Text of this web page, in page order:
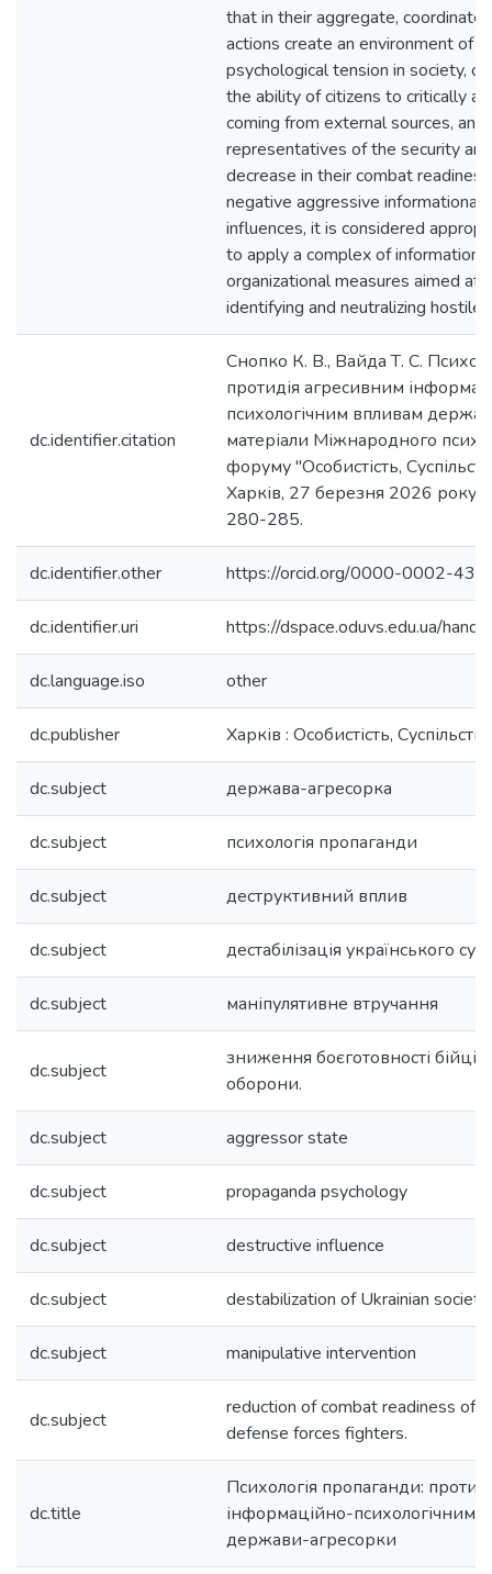
that in their aggregate,
actions create an environment of
psychological tension in society,
the ability of citizens to critically
coming from external sources, and
representatives of the security
decrease in their combat
negative aggressive informational
influences, it is considered
to apply a complex of
organizational measures aimed at
identifying and neutralizing hostile
dc.identifier.citation
Снопко К. В., Вайда Т. С.
протидія агресивним
психологічним впливам
матеріали Міжнародного
форуму "Особистість,
Харків, 27 березня 2026 року).
280-285.
dc.identifier.other https://orcid.org/0000-0002-
dc.identifier.uri https://dspace.oduvs.edu.ua/
dc.language.iso other
dc.publisher Харків : Особистість,
dc.subject держава-агресорка
dc.subject психологія пропаганди
dc.subject деструктивний вплив
dc.subject дестабілізація українського
dc.subject маніпулятивне втручання
dc.subject
зниження боєготовності бійців
оборони.
dc.subject aggressor state
dc.subject propaganda psychology
dc.subject destructive influence
dc.subject destabilization of Ukrainian society
dc.subject manipulative intervention
dc.subject
reduction of combat readiness of
defense forces fighters.
dc.title
Психологія пропаганди:
інформаційно-психологічним
держави-агресорки